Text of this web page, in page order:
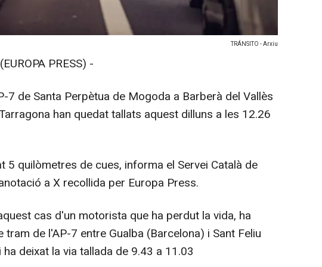
TRÁNSITO - Arxiu
PRESS) -
7 de Santa Perpètua de Mogoda a Barberà del Vallès
han quedat tallats aquest dilluns a les 12.26
5 quilòmetres de cues, informa el Servei Català de
a X recollida per Europa Press.
cas d'un motorista que ha perdut la vida, ha
tram de l'AP-7 entre Gualba (Barcelona) i Sant Feliu
deixat la via tallada de 9.43 a 11.03